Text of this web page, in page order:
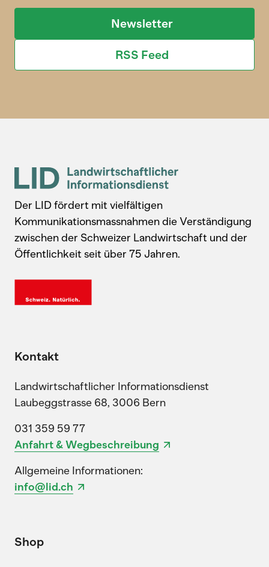
Newsletter
RSS Feed
Der LID fördert mit vielfältigen
Kommunikationsmassnahmen die Verständigung
zwischen der Schweizer Landwirtschaft und der
Öffentlichkeit seit über 75 Jahren.
Kontakt
Landwirtschaftlicher Informationsdienst
Laubeggstrasse 68, 3006 Bern
031 359 59 77
Anfahrt & Wegbeschreibung
Allgemeine Informationen:
info@lid.ch
Shop